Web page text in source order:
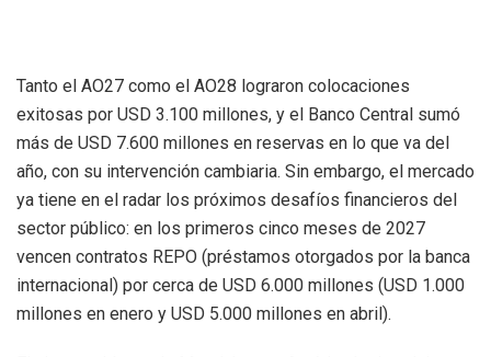
Tanto el AO27 como el AO28 lograron colocaciones
exitosas por USD 3.100 millones, y el Banco Central sumó
más de USD 7.600 millones en reservas en lo que va del
año, con su intervención cambiaria. Sin embargo, el mercado
ya tiene en el radar los próximos desafíos financieros del
sector público: en los primeros cinco meses de 2027
vencen contratos REPO (préstamos otorgados por la banca
internacional) por cerca de USD 6.000 millones (USD 1.000
millones en enero y USD 5.000 millones en abril).